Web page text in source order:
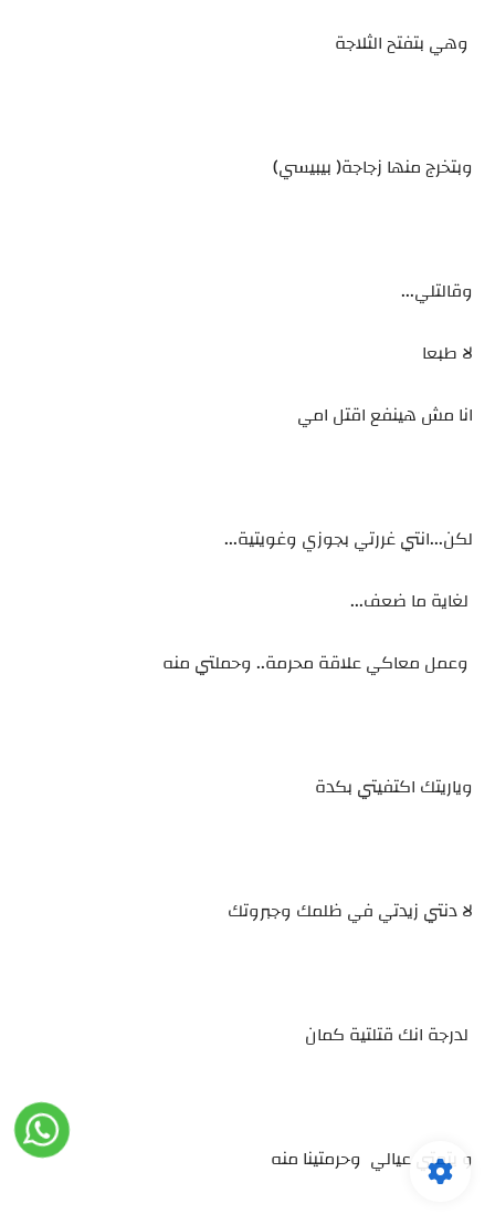
وهي بتفتح الثلاجة
وبتخرج منها زجاجة( بيبيسي)
وقالتلي...
لا طبعا
انا مش هينفع اقتل امي
لكن...انتي غررتي بجوزي وغويتية...
لغاية ما ضعف...
وعمل معاكي علاقة محرمة.. وحملتي منه
وياريتك اكتفيتي بكدة
لا دنتي زيدتي في ظلمك وجبروتك
لدرجة انك قتلتية كمان
و يتمتي عيالي وحرمتينا منه